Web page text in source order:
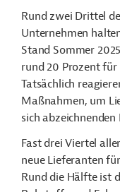
Rund zwei Drittel
Unternehmen
Stand Sommer
rund 20 Prozent
Tatsächlich
Maßnahmen, um
sich
Fast drei Viertel
neue Lieferanten
Rund die Hälfte ist